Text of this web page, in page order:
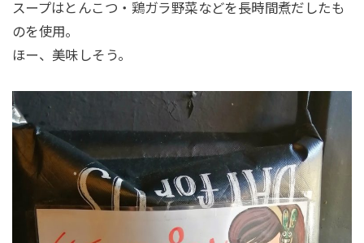
スープはとんこつ・鶏ガラ野菜などを長時間煮だしたも
のを使用。
ほー、美味しそう。